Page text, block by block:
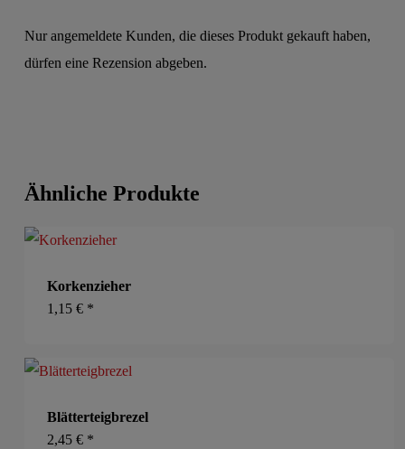
Nur angemeldete Kunden, die dieses Produkt gekauft haben,
dürfen eine Rezension abgeben.
Ähnliche Produkte
Korkenzieher
1,15 € *
Blätterteigbrezel
2,45 € *